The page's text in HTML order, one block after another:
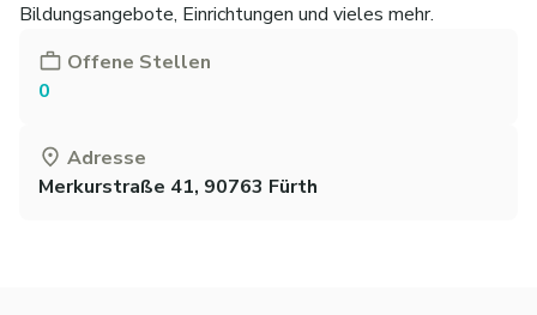
Bildungsangebote, Einrichtungen und vieles mehr.
Offene Stellen
0
Adresse
Merkurstraße 41, 90763 Fürth